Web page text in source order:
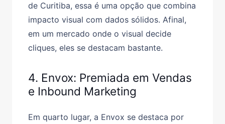
de Curitiba, essa é uma opção que combina
impacto visual com dados sólidos. Afinal,
em um mercado onde o visual decide
cliques, eles se destacam bastante.
4. Envox: Premiada em Vendas
e Inbound Marketing
Em quarto lugar, a Envox se destaca por